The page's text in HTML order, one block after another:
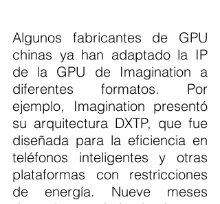
Algunos fabricantes de GPU
chinas ya han adaptado la IP
de la GPU de Imagination a
diferentes formatos. Por
ejemplo, Imagination presentó
su arquitectura DXTP, que fue
diseñada para la eficiencia en
teléfonos inteligentes y otras
plataformas con restricciones
de energía. Nueve meses